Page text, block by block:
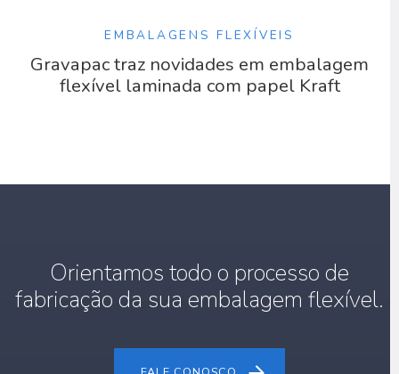
EMBALAGENS FLEXÍVEIS
Gravapac traz novidades em embalagem
flexível laminada com papel Kraft
Orientamos todo o processo de
fabricação da sua embalagem flexível.